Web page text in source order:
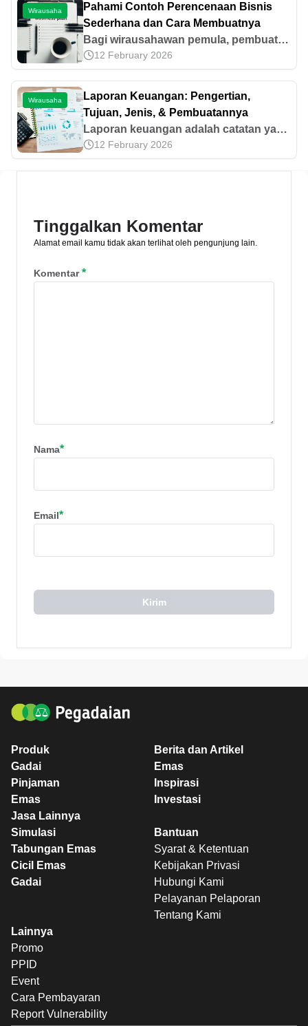
Wirausaha
Pahami Contoh Perencenaan Bisnis
Sederhana dan Cara Membuatnya
Bagi wirausahawan pemula, pembuatan
bisnis plan adalah sesuatu yang tidak
boleh dikesampingkan. Pahami contoh
bisnis plan dan cara membuatnya di
sini.
12 February 2026
Wirausaha
Laporan Keuangan: Pengertian,
Tujuan, Jenis, & Pembuatannya
Laporan keuangan adalah catatan yang
menunjukkan kinerja, kondisi
keuangan, dan arus kas perusahaan
12 February 2026
Tinggalkan Komentar
Alamat email kamu tidak akan terlihat oleh pengunjung lain.
Komentar*
Nama*
Email*
Kirim
Produk
Gadai
Pinjaman
Emas
Jasa Lainnya
Berita dan Artikel
Emas
Inspirasi
Investasi
Simulasi
Tabungan Emas
Cicil Emas
Gadai
Bantuan
Syarat & Ketentuan
Kebijakan Privasi
Hubungi Kami
Pelayanan Pelaporan
Tentang Kami
Lainnya
Promo
PPID
Event
Cara Pembayaran
Report Vulnerability